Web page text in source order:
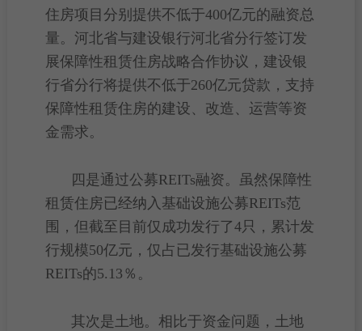
住房项目分别提供不低于400亿元的融资总
量。河北省与建设银行河北省分行签订发
展保障性租赁住房战略合作协议，建设银
行省分行将提供不低于260亿元贷款，支持
保障性租赁住房的建设、改造、运营等资
金需求。
四是通过公募REITs融资。虽然保障性
租赁住房已经纳入基础设施公募REITs范
围，但截至目前仅成功发行了4只，累计发
行规模50亿元，仅占已发行基础设施公募
REITs的5.13％。
其次是土地。相比于资金问题，土地